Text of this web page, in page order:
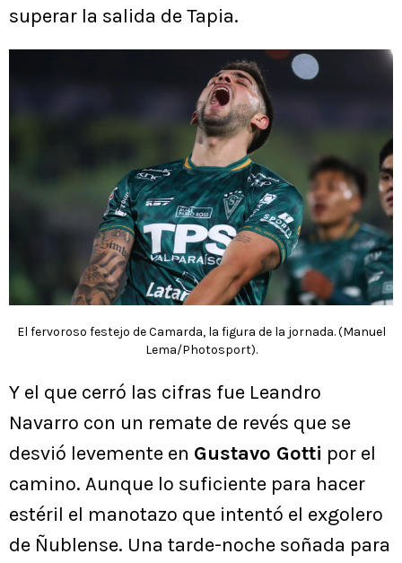
superar la salida de Tapia.
El fervoroso festejo de Camarda, la figura de la jornada. (Manuel
Lema/Photosport).
Y el que cerró las cifras fue Leandro
Navarro con un remate de revés que se
desvió levemente en Gustavo Gotti por el
camino. Aunque lo suficiente para hacer
estéril el manotazo que intentó el exgolero
de Ñublense. Una tarde-noche soñada para